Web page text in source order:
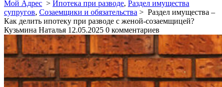
Мой Адрес > Ипотека при разводе, Раздел имущества
супругов, Созаемщики и обязательства > Раздел имущества –
Как делить ипотеку при разводе с женой-созаемщицей?
Кузьмина Наталья 12.05.2025 0 комментариев